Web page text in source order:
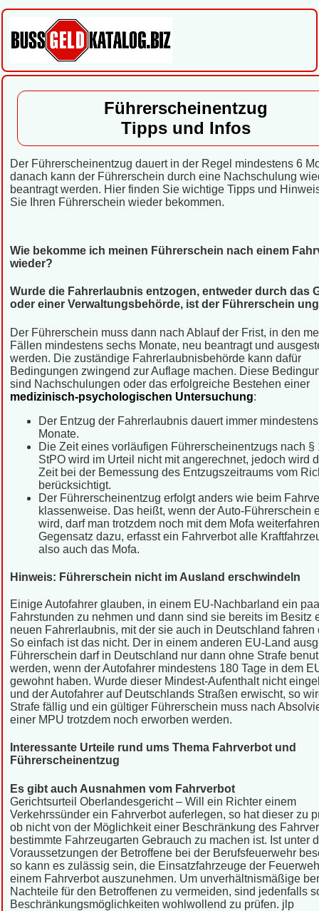
Führerscheinentzug
Tipps und Infos
Der Führerscheinentzug dauert in der Regel mindestens 6
danach kann der Führerschein durch eine Nachschulung
beantragt werden. Hier finden Sie wichtige Tipps und
Sie Ihren Führerschein wieder bekommen.
Wie bekomme ich meinen Führerschein nach einem
wieder?
Wurde die Fahrerlaubnis entzogen, entweder durch das
oder einer Verwaltungsbehörde, ist der Führerschein
Der Führerschein muss dann nach Ablauf der Frist, in den
Fällen mindestens sechs Monate, neu beantragt und
werden. Die zuständige Fahrerlaubnisbehörde kann dafür
Bedingungen zwingend zur Auflage machen. Diese
sind Nachschulungen oder das erfolgreiche Bestehen einer
medizinisch-psychologischen Untersuchung:
Der Entzug der Fahrerlaubnis dauert immer
Monate.
Die Zeit eines vorläufigen Führerscheinentzugs nach §
StPO wird im Urteil nicht mit angerechnet, jedoch wird
Zeit bei der Bemessung des Entzugszeitraums vom
berücksichtigt.
Der Führerscheinentzug erfolgt anders wie beim
klassenweise. Das heißt, wenn der Auto-Führerschein
wird, darf man trotzdem noch mit dem Mofa
Gegensatz dazu, erfasst ein Fahrverbot alle
also auch das Mofa.
Hinweis: Führerschein nicht im Ausland erschwindeln
Einige Autofahrer glauben, in einem EU-Nachbarland ein
Fahrstunden zu nehmen und dann sind sie bereits im Besitz
neuen Fahrerlaubnis, mit der sie auch in Deutschland fahren
So einfach ist das nicht. Der in einem anderen EU-Land
Führerschein darf in Deutschland nur dann ohne Strafe
werden, wenn der Autofahrer mindestens 180 Tage in dem
gewohnt haben. Wurde dieser Mindest-Aufenthalt nicht
und der Autofahrer auf Deutschlands Straßen erwischt, so
Strafe fällig und ein gültiger Führerschein muss nach
einer MPU trotzdem noch erworben werden.
Interessante Urteile rund ums Thema Fahrverbot und
Führerscheinentzug
Es gibt auch Ausnahmen vom Fahrverbot
Gerichtsurteil Oberlandesgericht – Will ein Richter einem
Verkehrssünder ein Fahrverbot auferlegen, so hat dieser zu
ob nicht von der Möglichkeit einer Beschränkung des
bestimmte Fahrzeugarten Gebrauch zu machen ist. Ist unter
Voraussetzungen der Betroffene bei der Berufsfeuerwehr
so kann es zulässig sein, die Einsatzfahrzeuge der
einem Fahrverbot auszunehmen. Um unverhältnismäßige
Nachteile für den Betroffenen zu vermeiden, sind jedenfalls
Beschränkungsmöglichkeiten wohlwollend zu prüfen. jlp